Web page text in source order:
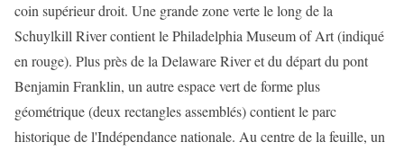
coin supérieur droit. Une grande zone verte le long de la
Schuylkill River contient le Philadelphia Museum of Art (indiqué
en rouge). Plus près de la Delaware River et du départ du pont
Benjamin Franklin, un autre espace vert de forme plus
géométrique (deux rectangles assemblés) contient le parc
historique de l'Indépendance nationale. Au centre de la feuille, un